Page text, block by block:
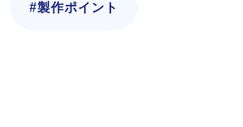
#製作ポイント